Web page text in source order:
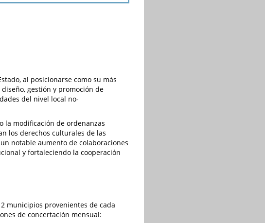
al posicionarse como su más
gestión y promoción de
del nivel local no-
la modificación de ordenanzas
los derechos culturales de las
notable aumento de colaboraciones
y fortaleciendo la cooperación
municipios provenientes de cada
de concertación mensual: